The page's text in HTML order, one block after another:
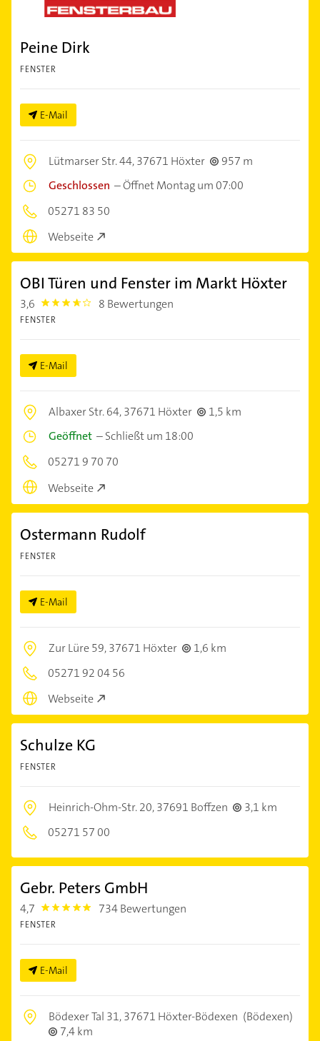
Peine Dirk
FENSTER
E-Mail
Lütmarser Str. 44,37671 Höxter
957 m
Geschlossen –Öffnet Montag um 07:00
05271 83 50
Webseite
OBI Türen und Fenster im Markt Höxter
3,6 3.6000001 8 Bewertungen
FENSTER
E-Mail
Albaxer Str. 64,37671 Höxter
1,5 km
Geöffnet –Schließt um 18:00
05271 9 70 70
Webseite
Ostermann Rudolf
FENSTER
E-Mail
Zur Lüre 59,37671 Höxter
1,6 km
05271 92 04 56
Webseite
Schulze KG
FENSTER
Heinrich-Ohm-Str. 20,37691 Boffzen
3,1 km
05271 57 00
Gebr. Peters GmbH
4,7 4.7000003 734 Bewertungen
FENSTER
E-Mail
Bödexer Tal 31,37671 Höxter-Bödexen (Bödexen)
7,4 km